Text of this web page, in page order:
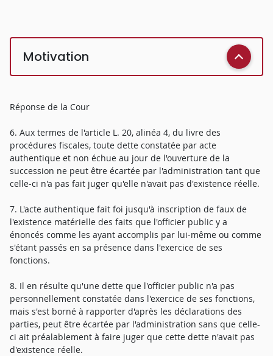
Motivation
Réponse de la Cour
6. Aux termes de l'article L. 20, alinéa 4, du livre des
procédures fiscales, toute dette constatée par acte
authentique et non échue au jour de l'ouverture de la
succession ne peut être écartée par l'administration tant que
celle-ci n'a pas fait juger qu'elle n'avait pas d'existence réelle.
7. L'acte authentique fait foi jusqu'à inscription de faux de
l'existence matérielle des faits que l'officier public y a
énoncés comme les ayant accomplis par lui-même ou comme
s'étant passés en sa présence dans l'exercice de ses
fonctions.
8. Il en résulte qu'une dette que l'officier public n'a pas
personnellement constatée dans l'exercice de ses fonctions,
mais s'est borné à rapporter d'après les déclarations des
parties, peut être écartée par l'administration sans que celle-
ci ait préalablement à faire juger que cette dette n'avait pas
d'existence réelle.